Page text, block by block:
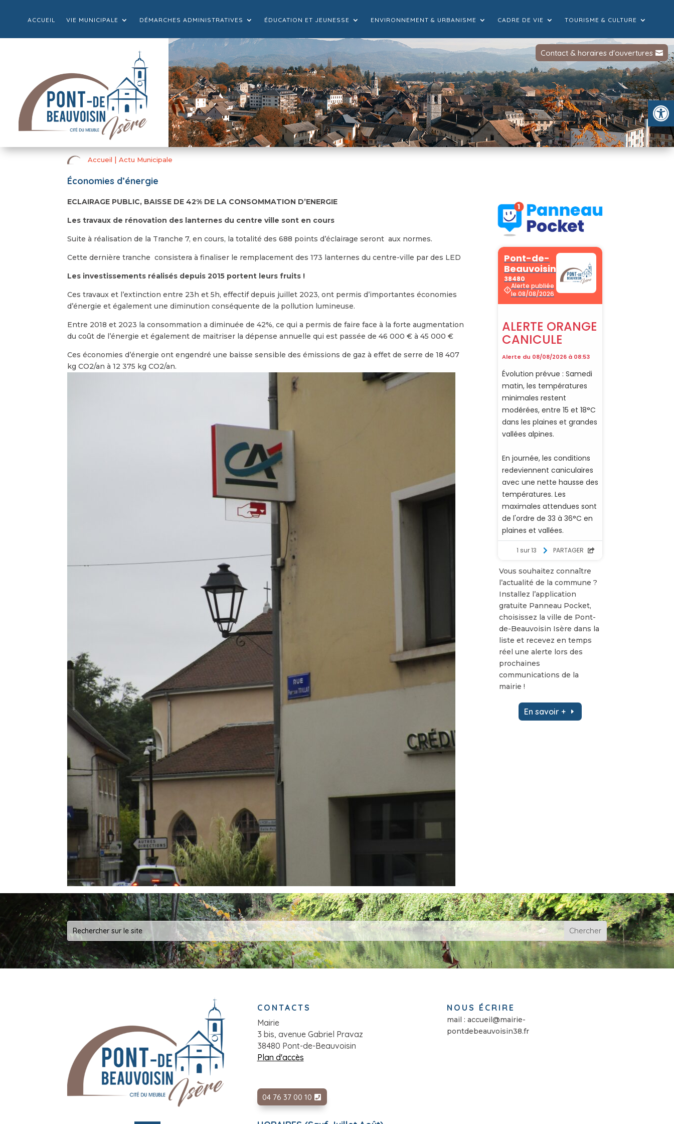
ACCUEIL VIE MUNICIPALE DÉMARCHES ADMINISTRATIVES ÉDUCATION ET JEUNESSE ENVIRONNEMENT & URBANISME CADRE DE VIE TOURISME & CULTURE
Contact & horaires d'ouvertures
Accueil |Actu Municipale
Économies d’énergie
ECLAIRAGE PUBLIC, BAISSE DE 42% DE LA CONSOMMATION D’ENERGIE
Les travaux de rénovation des lanternes du centre ville sont en cours
Suite à réalisation de la Tranche 7, en cours, la totalité des 688 points d’éclairage seront aux normes.
Cette dernière tranche consistera à finaliser le remplacement des 173 lanternes du centre-ville par des LED
Les investissements réalisés depuis 2015 portent leurs fruits !
Ces travaux et l’extinction entre 23h et 5h, effectif depuis juillet 2023, ont permis d’importantes économies
d’énergie et également une diminution conséquente de la pollution lumineuse.
Entre 2018 et 2023 la consommation a diminuée de 42%, ce qui a permis de faire face à la forte augmentation
du coût de l’énergie et également de maitriser la dépense annuelle qui est passée de 46 000 € à 45 000 €
Ces économies d’énergie ont engendré une baisse sensible des émissions de gaz à effet de serre de 18 407
kg CO2/an à 12 375 kg CO2/an.
Vous souhaitez connaître
l’actualité de la commune ?
Installez l’application
gratuite Panneau Pocket,
choisissez la ville de Pont-
de-Beauvoisin Isère dans la
liste et recevez en temps
réel une alerte lors des
prochaines
communications de la
mairie !
En savoir +
CONTACTS
Mairie
3 bis, avenue Gabriel Pravaz
38480 Pont-de-Beauvoisin
Plan d'accès
04 76 37 00 10
NOUS ÉCRIRE
mail : accueil@mairie-
pontdebeauvoisin38.fr